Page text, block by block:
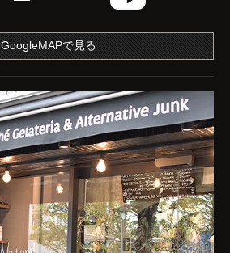
GoogleMAPで見る